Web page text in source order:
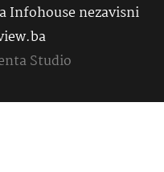
Infohouse nezavisni
Studio